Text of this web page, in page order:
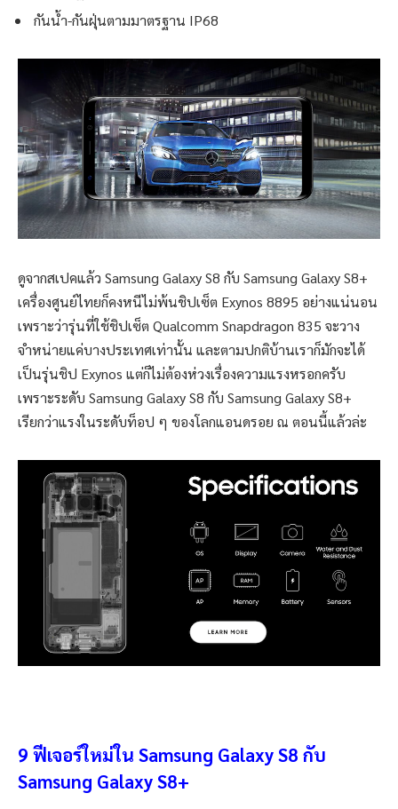
กันน้ำ-กันฝุ่นตามมาตรฐาน IP68
ดูจากสเปคแล้ว Samsung Galaxy S8 กับ Samsung Galaxy S8+
เครื่องศูนย์ไทยก็คงหนีไม่พ้นชิปเซ็ต Exynos 8895 อย่างแน่นอน
เพราะว่ารุ่นที่ใช้ชิปเซ็ต Qualcomm Snapdragon 835 จะวาง
จำหน่ายแค่บางประเทศเท่านั้น และตามปกติบ้านเราก็มักจะได้
เป็นรุ่นชิป Exynos แต่ก็ไม่ต้องห่วงเรื่องความแรงหรอกครับ
เพราะระดับ Samsung Galaxy S8 กับ Samsung Galaxy S8+
เรียกว่าแรงในระดับท็อป ๆ ของโลกแอนดรอย ณ ตอนนี้แล้วล่ะ
9 ฟีเจอร์ใหม่ใน Samsung Galaxy S8 กับ
Samsung Galaxy S8+